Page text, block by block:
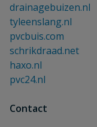
drainagebuizen.nl
tyleenslang.nl
pvcbuis.com
schrikdraad.net
haxo.nl
pvc24.nl
Contact